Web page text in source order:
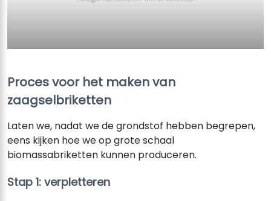
Proces voor het maken van
zaagselbriketten
Laten we, nadat we de grondstof hebben begrepen,
eens kijken hoe we op grote schaal
biomassabriketten kunnen produceren.
Stap 1: verpletteren